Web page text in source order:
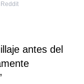
antes del